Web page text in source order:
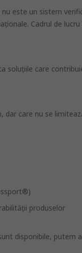
este un sistem
Cadrul de
care
dar care nu se
produselor
disponibile, putem